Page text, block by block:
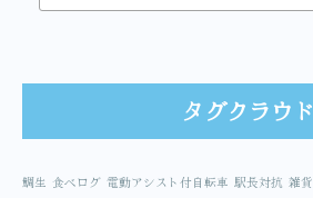
タグクラウド
鯛生 食べログ 電動アシスト付自転車 駅長対抗 雑貨